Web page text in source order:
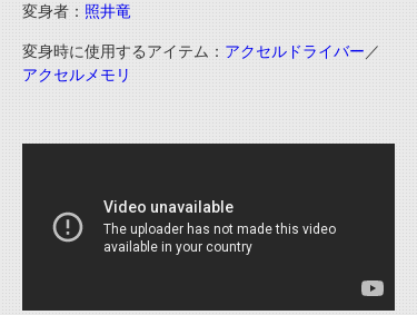
変身者： 照井竜
変身時に使用するアイテム： アクセルドライバー ／
アクセルメモリ